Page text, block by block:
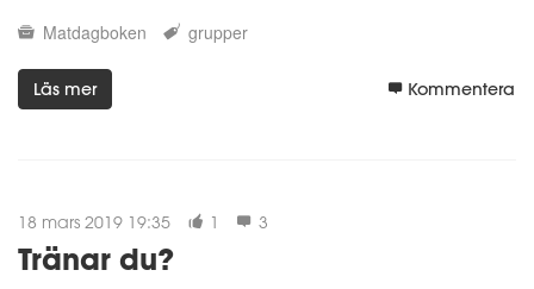
Matdagboken
grupper
Läs mer Kommentera
18 mars 2019 19:35 1 3
Tränar du?